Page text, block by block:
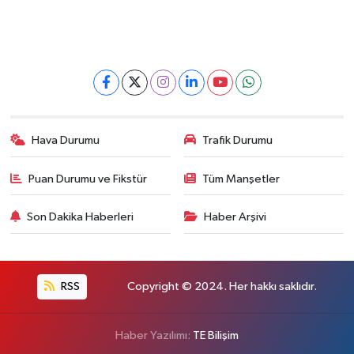
Hava Durumu Trafik Durumu
Puan Durumu ve Fikstür Tüm Manşetler
Son Dakika Haberleri Haber Arşivi
RSS Copyright © 2024. Her hakkı saklıdır.
Haber Yazılımı: TE Bilişim